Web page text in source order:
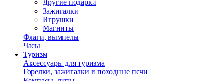
Другие подарки
Зажигалки
Игрушки
Магниты
Флаги, вымпелы
Часы
Туризм
Аксессуары для туризма
Горелки, зажигалки и походные печи